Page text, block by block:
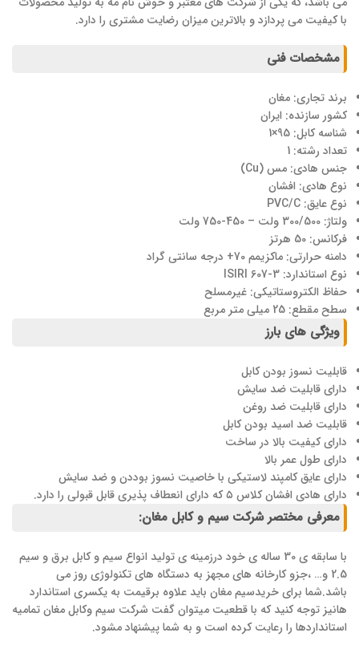
با کیفیت می پردازد و بالاترین میزان رضایت مشتری را دارد.
مشخصات فنی
برند تجاری: مغان
کشور سازنده: ایران
شناسه کابل: 95×1
تعداد رشته: 1
جنس هادی: مس (Cu)
نوع هادی: افشان
نوع عایق: PVC/C
ولتاژ: 300/500 ولت – 450-750 ولت
فرکانس: 50 هرتز
دامنه حرارتی: ماکزیمم 70+ درجه سانتی گراد
نوع استاندارد: ISIRI 607-3
حفاظ الکتروستاتیکی: غیرمسلح
سطح مقطع: 25 میلی متر مربع
ویژگی های بارز
قابلیت نسوز بودن کابل
دارای قابلیت ضد سایش
دارای قابلیت ضد روغن
قابلیت ضد اسید بودن کابل
دارای کیفیت بالا در ساخت
دارای طول عمر بالا
دارای عایق کامپند لاستیکی با خاصیت نسوز بوددن و ضد سایش
دارای هادی افشان کلاس ۵ که دارای انعطاف پذیری قابل قبولی را دارد.
معرفی مختصر شرکت سیم و کابل مغان:
با سابقه ی 30 ساله ی خود درزمینه ی تولید انواع سیم و کابل برق و سیم
2.5 و… ،جزو کارخانه های مجهز به دستگاه های تکنولوژی روز می
باشد.شما برای خریدسیم مغان باید علاوه برقیمت به یکسری استاندارد
هانیز توجه کنید که با قطعیت میتوان گفت شرکت سیم وکابل مغان تمامیه
استانداردها را رعایت کرده است و به شما پیشنهاد مشود.